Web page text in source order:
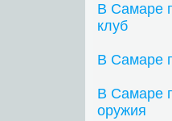
В Самаре
клуб
В Самаре
В Самаре
оружия